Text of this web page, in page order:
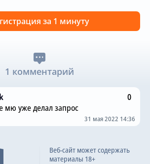
за 1 минуту
1 комментарий
0
мю уже делал запрос
31 мая 2022 14:36
Веб-сайт может содержать
материалы 18+